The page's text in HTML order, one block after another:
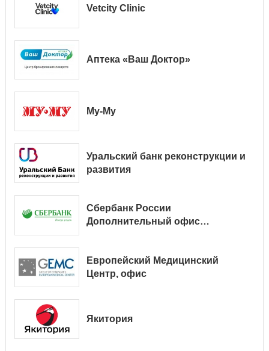
Vetcity Clinic
Аптека «Ваш Доктор»
Му-Му
Уральский банк реконструкции и
развития
Сбербанк России
Дополнительный офис
Европейский Медицинский
Центр, офис
Якитория